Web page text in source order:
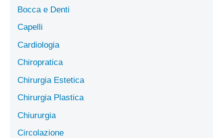
Bocca e Denti
Capelli
Cardiologia
Chiropratica
Chirurgia Estetica
Chirurgia Plastica
Chiururgia
Circolazione